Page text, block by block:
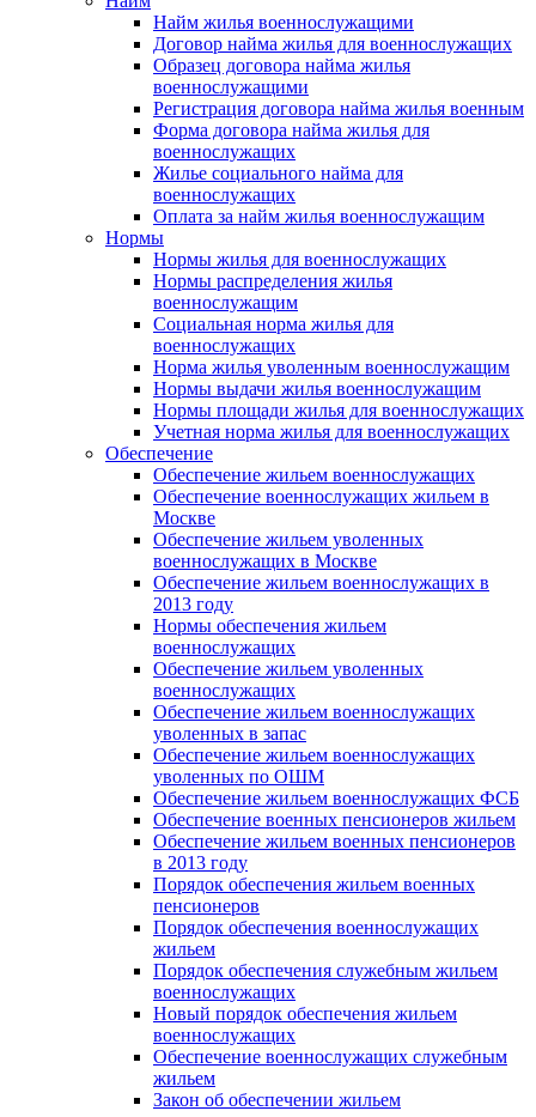
Найм жилья военнослужащими
Договор найма жилья для военнослужащих
Образец договора найма жилья
военнослужащими
Регистрация договора найма жилья военным
Форма договора найма жилья для
военнослужащих
Жилье социального найма для
военнослужащих
Оплата за найм жилья военнослужащим
Нормы
Нормы жилья для военнослужащих
Нормы распределения жилья
военнослужащим
Социальная норма жилья для
военнослужащих
Норма жилья уволенным военнослужащим
Нормы выдачи жилья военнослужащим
Нормы площади жилья для военнослужащих
Учетная норма жилья для военнослужащих
Обеспечение
Обеспечение жильем военнослужащих
Обеспечение военнослужащих жильем в
Москве
Обеспечение жильем уволенных
военнослужащих в Москве
Обеспечение жильем военнослужащих в
2013 году
Нормы обеспечения жильем
военнослужащих
Обеспечение жильем уволенных
военнослужащих
Обеспечение жильем военнослужащих
уволенных в запас
Обеспечение жильем военнослужащих
уволенных по ОШМ
Обеспечение жильем военнослужащих ФСБ
Обеспечение военных пенсионеров жильем
Обеспечение жильем военных пенсионеров
в 2013 году
Порядок обеспечения жильем военных
пенсионеров
Порядок обеспечения военнослужащих
жильем
Порядок обеспечения служебным жильем
военнослужащих
Новый порядок обеспечения жильем
военнослужащих
Обеспечение военнослужащих служебным
жильем
Закон об обеспечении жильем